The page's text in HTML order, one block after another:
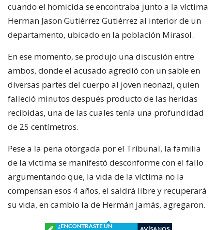
cuando el homicida se encontraba junto a la víctima
Herman Jason Gutiérrez Gutiérrez al interior de un
departamento, ubicado en la población Mirasol.
En ese momento, se produjo una discusión entre
ambos, donde el acusado agredió con un sable en
diversas partes del cuerpo al joven neonazi, quien
falleció minutos después producto de las heridas
recibidas, una de las cuales tenía una profundidad
de 25 centímetros.
Pese a la pena otorgada por el Tribunal, la familia
de la víctima se manifestó desconforme con el fallo
argumentando que, la vida de la víctima no la
compensan esos 4 años, el saldrá libre y recuperará
su vida, en cambio la de Hermán jamás, agregaron.
¿ENCONTRASTE UN